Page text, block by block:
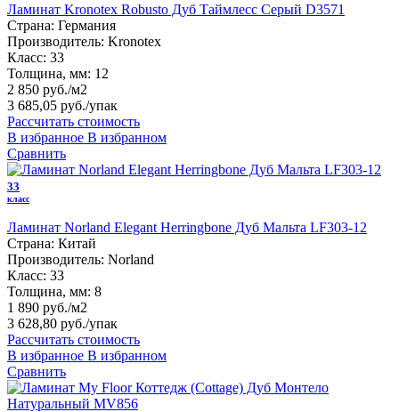
Ламинат Kronotex Robusto Дуб Таймлесс Серый D3571
Страна: Германия
Производитель: Kronotex
Класс: 33
Толщина, мм: 12
2 850 руб./м2
3 685,05 руб./упак
Рассчитать стоимость
В избранное В избранном
Сравнить
33
класс
Ламинат Norland Elegant Herringbone Дуб Мальта LF303-12
Страна: Китай
Производитель: Norland
Класс: 33
Толщина, мм: 8
1 890 руб./м2
3 628,80 руб./упак
Рассчитать стоимость
В избранное В избранном
Сравнить